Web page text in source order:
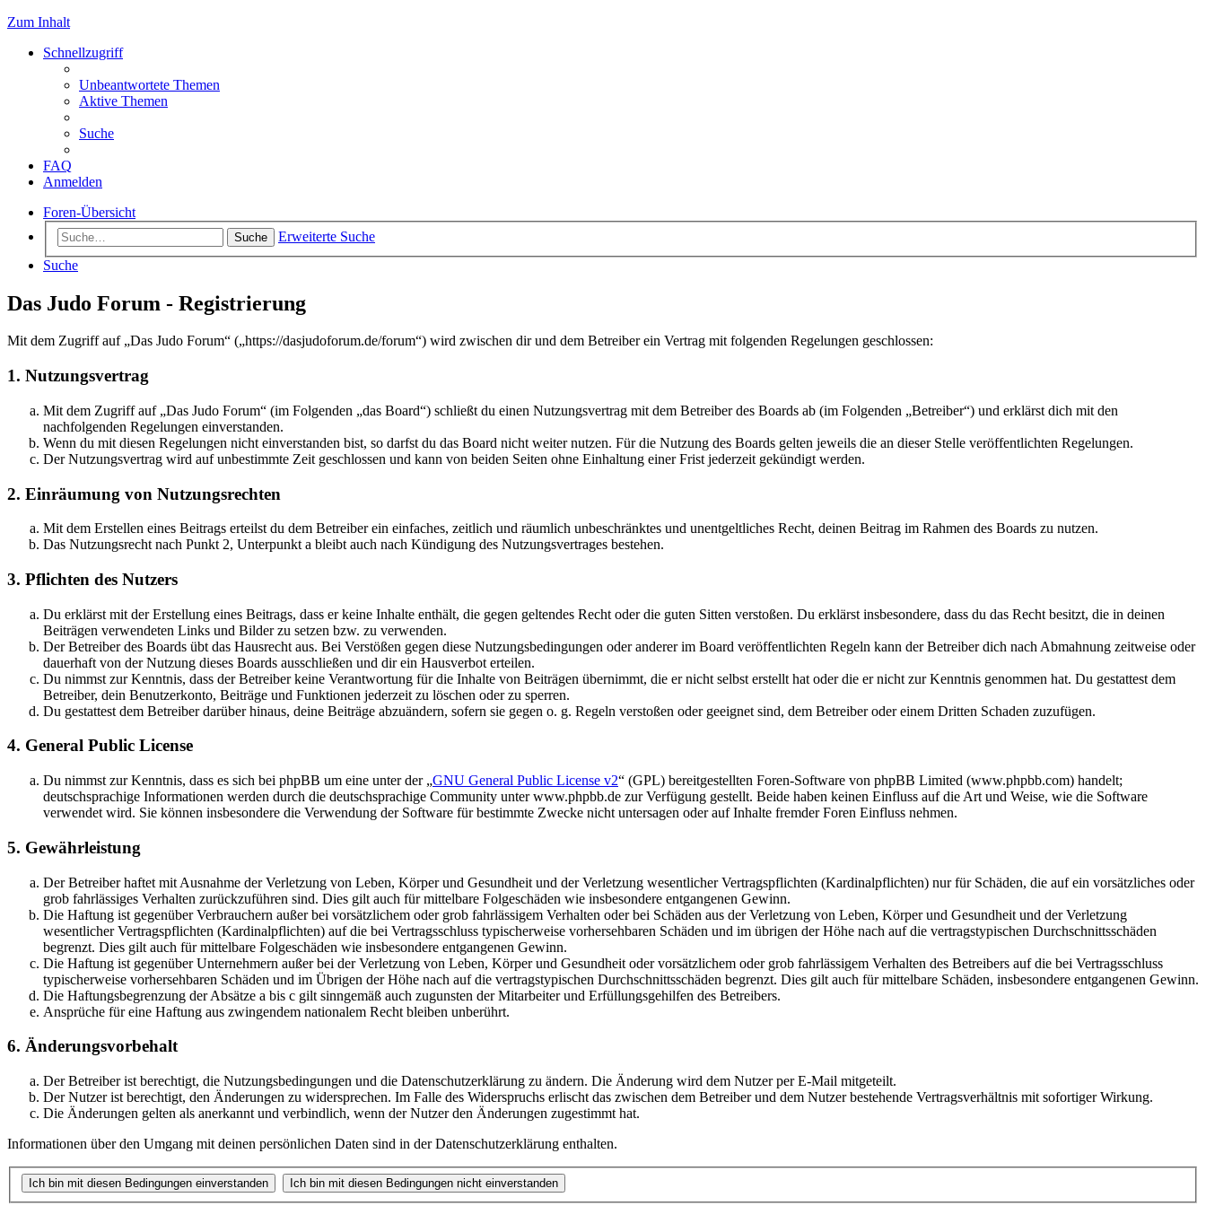
Zum Inhalt
Schnellzugriff
Unbeantwortete Themen
Aktive Themen
Suche
FAQ
Anmelden
Foren-Übersicht
Suche
Erweiterte Suche
Suche
Das Judo Forum - Registrierung
Mit dem Zugriff auf „Das Judo Forum“ („https://dasjudoforum.de/forum“) wird zwischen dir und dem Betreiber ein Vertrag mit folgenden Regelungen geschlossen:
1. Nutzungsvertrag
Mit dem Zugriff auf „Das Judo Forum“ (im Folgenden „das Board“) schließt du einen Nutzungsvertrag mit dem Betreiber des Boards ab (im Folgenden „Betreiber“) und erklärst dich mit den
nachfolgenden Regelungen einverstanden.
Wenn du mit diesen Regelungen nicht einverstanden bist, so darfst du das Board nicht weiter nutzen. Für die Nutzung des Boards gelten jeweils die an dieser Stelle veröffentlichten Regelungen.
Der Nutzungsvertrag wird auf unbestimmte Zeit geschlossen und kann von beiden Seiten ohne Einhaltung einer Frist jederzeit gekündigt werden.
2. Einräumung von Nutzungsrechten
Mit dem Erstellen eines Beitrags erteilst du dem Betreiber ein einfaches, zeitlich und räumlich unbeschränktes und unentgeltliches Recht, deinen Beitrag im Rahmen des Boards zu nutzen.
Das Nutzungsrecht nach Punkt 2, Unterpunkt a bleibt auch nach Kündigung des Nutzungsvertrages bestehen.
3. Pflichten des Nutzers
Du erklärst mit der Erstellung eines Beitrags, dass er keine Inhalte enthält, die gegen geltendes Recht oder die guten Sitten verstoßen. Du erklärst insbesondere, dass du das Recht besitzt, die in deinen
Beiträgen verwendeten Links und Bilder zu setzen bzw. zu verwenden.
Der Betreiber des Boards übt das Hausrecht aus. Bei Verstößen gegen diese Nutzungsbedingungen oder anderer im Board veröffentlichten Regeln kann der Betreiber dich nach Abmahnung zeitweise oder
dauerhaft von der Nutzung dieses Boards ausschließen und dir ein Hausverbot erteilen.
Du nimmst zur Kenntnis, dass der Betreiber keine Verantwortung für die Inhalte von Beiträgen übernimmt, die er nicht selbst erstellt hat oder die er nicht zur Kenntnis genommen hat. Du gestattest dem
Betreiber, dein Benutzerkonto, Beiträge und Funktionen jederzeit zu löschen oder zu sperren.
Du gestattest dem Betreiber darüber hinaus, deine Beiträge abzuändern, sofern sie gegen o. g. Regeln verstoßen oder geeignet sind, dem Betreiber oder einem Dritten Schaden zuzufügen.
4. General Public License
Du nimmst zur Kenntnis, dass es sich bei phpBB um eine unter der „GNU General Public License v2“ (GPL) bereitgestellten Foren-Software von phpBB Limited (www.phpbb.com) handelt;
deutschsprachige Informationen werden durch die deutschsprachige Community unter www.phpbb.de zur Verfügung gestellt. Beide haben keinen Einfluss auf die Art und Weise, wie die Software
verwendet wird. Sie können insbesondere die Verwendung der Software für bestimmte Zwecke nicht untersagen oder auf Inhalte fremder Foren Einfluss nehmen.
5. Gewährleistung
Der Betreiber haftet mit Ausnahme der Verletzung von Leben, Körper und Gesundheit und der Verletzung wesentlicher Vertragspflichten (Kardinalpflichten) nur für Schäden, die auf ein vorsätzliches oder
grob fahrlässiges Verhalten zurückzuführen sind. Dies gilt auch für mittelbare Folgeschäden wie insbesondere entgangenen Gewinn.
Die Haftung ist gegenüber Verbrauchern außer bei vorsätzlichem oder grob fahrlässigem Verhalten oder bei Schäden aus der Verletzung von Leben, Körper und Gesundheit und der Verletzung
wesentlicher Vertragspflichten (Kardinalpflichten) auf die bei Vertragsschluss typischerweise vorhersehbaren Schäden und im übrigen der Höhe nach auf die vertragstypischen Durchschnittsschäden
begrenzt. Dies gilt auch für mittelbare Folgeschäden wie insbesondere entgangenen Gewinn.
Die Haftung ist gegenüber Unternehmern außer bei der Verletzung von Leben, Körper und Gesundheit oder vorsätzlichem oder grob fahrlässigem Verhalten des Betreibers auf die bei Vertragsschluss
typischerweise vorhersehbaren Schäden und im Übrigen der Höhe nach auf die vertragstypischen Durchschnittsschäden begrenzt. Dies gilt auch für mittelbare Schäden, insbesondere entgangenen Gewinn.
Die Haftungsbegrenzung der Absätze a bis c gilt sinngemäß auch zugunsten der Mitarbeiter und Erfüllungsgehilfen des Betreibers.
Ansprüche für eine Haftung aus zwingendem nationalem Recht bleiben unberührt.
6. Änderungsvorbehalt
Der Betreiber ist berechtigt, die Nutzungsbedingungen und die Datenschutzerklärung zu ändern. Die Änderung wird dem Nutzer per E-Mail mitgeteilt.
Der Nutzer ist berechtigt, den Änderungen zu widersprechen. Im Falle des Widerspruchs erlischt das zwischen dem Betreiber und dem Nutzer bestehende Vertragsverhältnis mit sofortiger Wirkung.
Die Änderungen gelten als anerkannt und verbindlich, wenn der Nutzer den Änderungen zugestimmt hat.
Informationen über den Umgang mit deinen persönlichen Daten sind in der Datenschutzerklärung enthalten.